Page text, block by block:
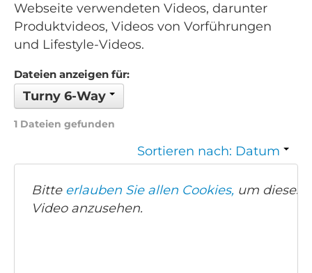
Webseite verwendeten Videos, darunter
Produktvideos, Videos von Vorführungen
und Lifestyle-Videos.
Dateien anzeigen für:
Turny 6-Way
1 Dateien gefunden
Sortieren nach: Datum
Bitte erlauben Sie allen Cookies, um dieses
Video anzusehen.